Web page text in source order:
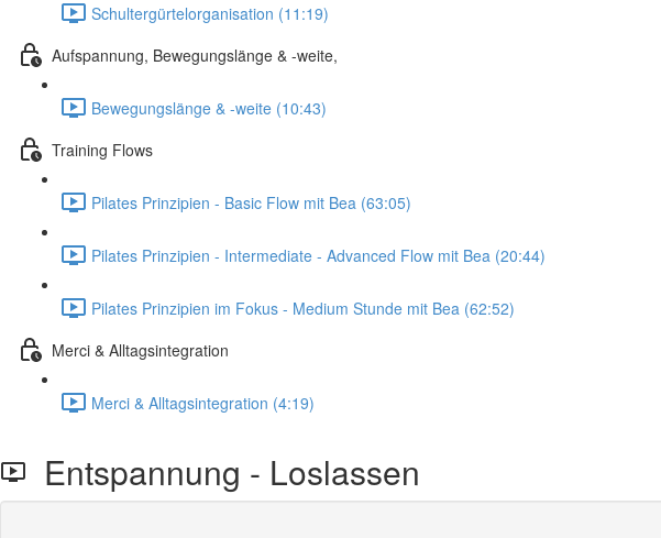
Schultergürtelorganisation (11:19)
Aufspannung, Bewegungslänge & -weite,
Bewegungslänge & -weite (10:43)
Training Flows
Pilates Prinzipien - Basic Flow mit Bea (63:05)
Pilates Prinzipien - Intermediate - Advanced Flow mit Bea (20:44)
Pilates Prinzipien im Fokus - Medium Stunde mit Bea (62:52)
Merci & Alltagsintegration
Merci & Alltagsintegration (4:19)
Entspannung - Loslassen